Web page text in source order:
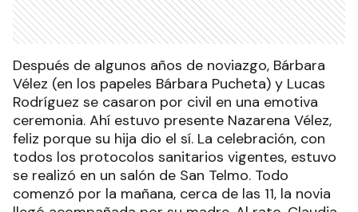
Después de algunos años de noviazgo, Bárbara
Vélez (en los papeles Bárbara Pucheta) y Lucas
Rodríguez se casaron por civil en una emotiva
ceremonia. Ahí estuvo presente Nazarena Vélez,
feliz porque su hija dio el sí. La celebración, con
todos los protocolos sanitarios vigentes, estuvo
se realizó en un salón de San Telmo. Todo
comenzó por la mañana, cerca de las 11, la novia